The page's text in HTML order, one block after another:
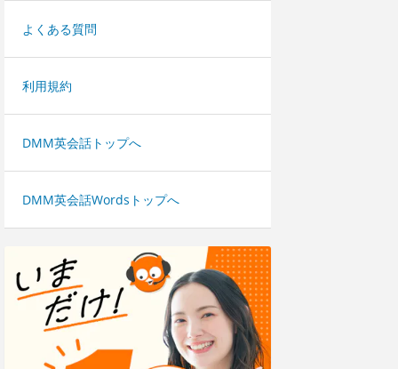
よくある質問
利用規約
DMM英会話トップへ
DMM英会話Wordsトップへ